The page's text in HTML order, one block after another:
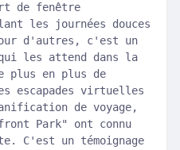
de fenêtre
les journées douces
d'autres, c'est un
les attend dans la
plus en plus de
escapades virtuelles
de voyage,
Park" ont connu
C'est un témoignage